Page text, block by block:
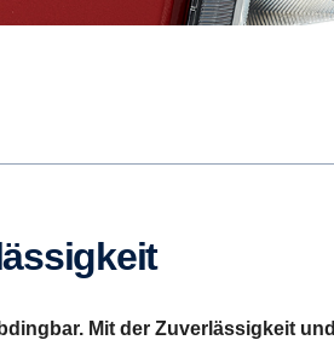
Mit der Zuverlässigkeit und